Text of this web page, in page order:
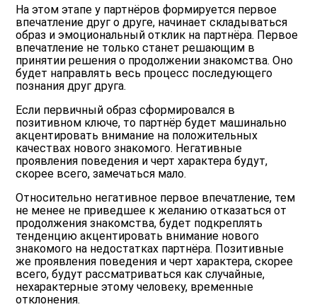
На этом этапе у партнёров формируется первое
впечатление друг о друге, начинает складываться
образ и эмоциональный отклик на партнёра. Первое
впечатление не только станет решающим в
принятии решения о продолжении знакомства. Оно
будет направлять весь процесс последующего
познания друг друга.
Если первичный образ сформировался в
позитивном ключе, то партнёр будет машинально
акцентировать внимание на положительных
качествах нового знакомого. Негативные
проявления поведения и черт характера будут,
скорее всего, замечаться мало.
Относительно негативное первое впечатление, тем
не менее не приведшее к желанию отказаться от
продолжения знакомства, будет подкреплять
тенденцию акцентировать внимание нового
знакомого на недостатках партнёра. Позитивные
же проявления поведения и черт характера, скорее
всего, будут рассматриваться как случайные,
нехарактерные этому человеку, временные
отклонения.